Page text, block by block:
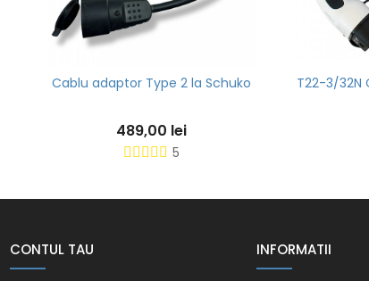
adaptor Type 2 la Schuko
T22-3/32N Cablu de
CONTUL TAU INFORMATII